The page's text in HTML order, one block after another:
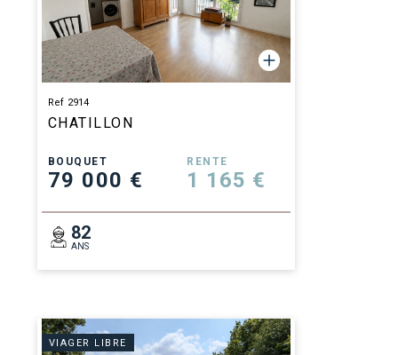
Ref 2914
CHATILLON
BOUQUET
79 000 €
RENTE
1 165 €
82
ANS
VIAGER LIBRE